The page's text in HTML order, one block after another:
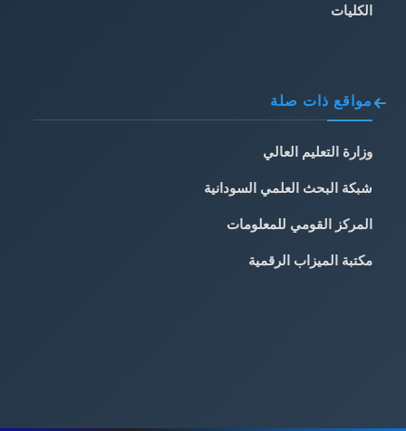
الكليات
مواقع ذات صلة
وزارة التعليم العالي
شبكة البحث العلمي السودانية
المركز القومي للمعلومات
مكتبة الميزاب الرقمية